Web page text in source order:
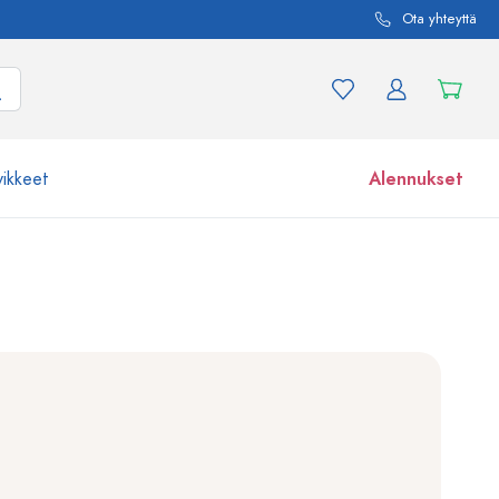
Ota yhteyttä
Alennukset